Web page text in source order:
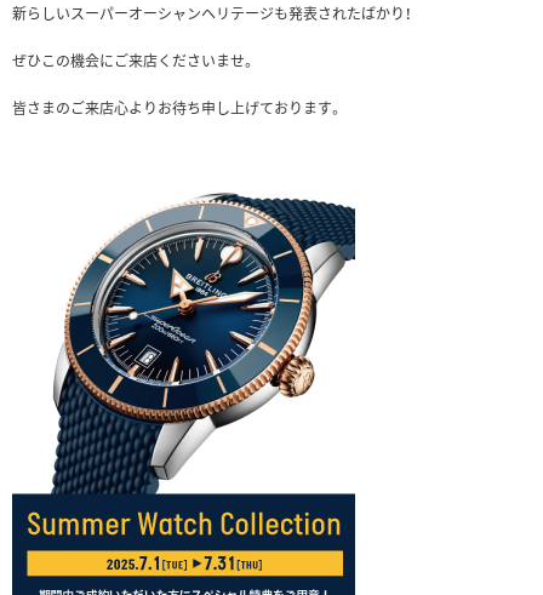
新らしいスーパーオーシャンヘリテージも発表されたばかり！
ぜひこの機会にご来店くださいませ。
皆さまのご来店心よりお待ち申し上げております。